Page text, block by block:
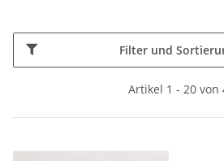
Filter und
Artikel 1 - 20 von